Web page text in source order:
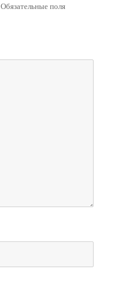
Обязательные поля